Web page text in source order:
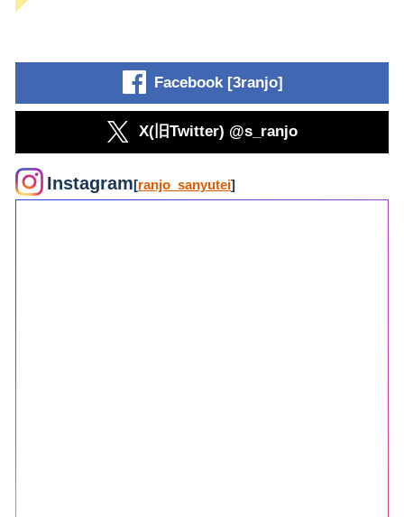
Facebook [3ranjo]
X(旧Twitter) @s_ranjo
Instagram[ranjo_sanyutei]